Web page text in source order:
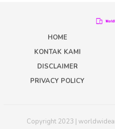
HOME
KONTAK KAMI
DISCLAIMER
PRIVACY POLICY
Copyright 2023 |